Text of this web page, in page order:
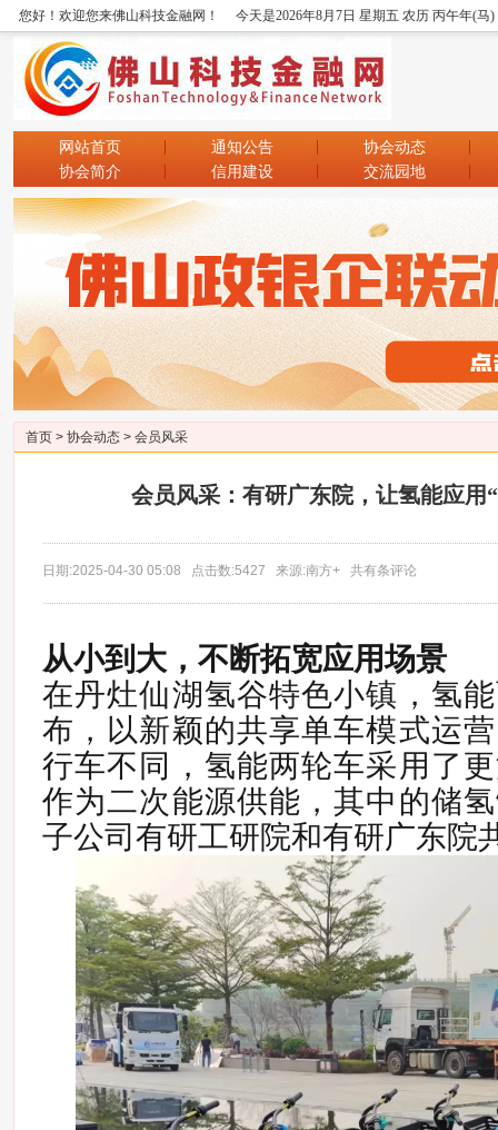
您好！欢迎您来佛山科技金融网！ 今天是2026年8月7日 星期五 农历 丙午年(马
网站首页 通知公告
协会动态
协会简介
信用建设 交流园地
首页 > 协会动态 > 会员风采
会员风采：有研广东院，让氢能应用
日期:2025-04-30 05:08 点击数:5427 来源:南方+ 共有条评论
从小到大，不断拓宽应用场景
在丹灶仙湖氢谷特色小镇，氢
布，以新颖的共享单车模式运
行车不同，氢能两轮车采用了
作为二次能源供能，其中的储
子公司有研工研院和有研广东院